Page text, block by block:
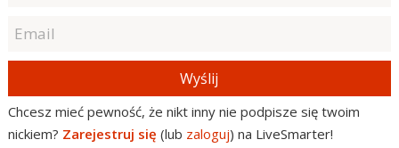
Wyślij
Chcesz mieć pewność, że nikt inny nie podpisze się twoim
nickiem? Zarejestruj się (lub zaloguj) na LiveSmarter!